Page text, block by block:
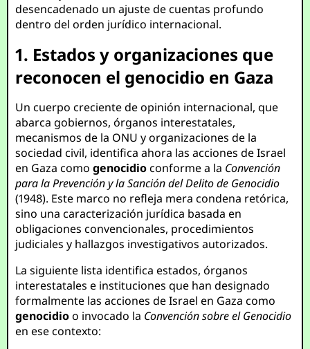
desencadenado un ajuste de cuentas profundo
dentro del orden jurídico internacional.
1. Estados y organizaciones que
reconocen el genocidio en Gaza
Un cuerpo creciente de opinión internacional, que
abarca gobiernos, órganos interestatales,
mecanismos de la ONU y organizaciones de la
sociedad civil, identifica ahora las acciones de Israel
en Gaza comogenocidioconforme a la Convención
para la Prevención y la Sanción del Delito de Genocidio
(1948). Este marco no refleja mera condena retórica,
sino una caracterización jurídica basada en
obligaciones convencionales, procedimientos
judiciales y hallazgos investigativos autorizados.
La siguiente lista identifica estados, órganos
interestatales e instituciones que han designado
formalmente las acciones de Israel en Gaza como
genocidioo invocado la Convención sobre el Genocidio
en ese contexto: